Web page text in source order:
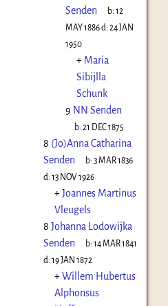
Senden
b:12
MAY 1886d: 24 JAN
1950
+ Maria
Sibijlla
Schunk
9 NN Senden
b:21 DEC 1875
8 (Jo)Anna Catharina
Senden
b:3 MAR 1836
d: 13 NOV 1926
+Joannes Martinus
Vleugels
8 Johanna Lodowijka
Senden
b:14 MAR 1841
d: 19 JAN 1872
+Willem Hubertus
Alphonsus